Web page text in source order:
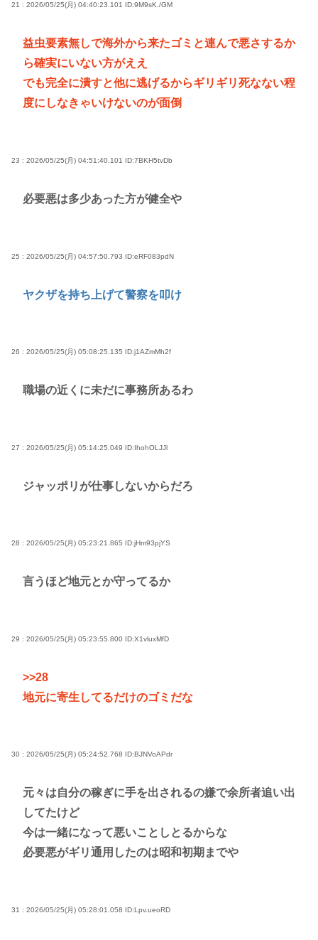
21 : 2026/05/25(月) 04:40:23.101 ID:9M9sK./GM
益虫要素無しで海外から来たゴミと連んで悪さするか
ら確実にいない方がええ
でも完全に潰すと他に逃げるからギリギリ死なない程
度にしなきゃいけないのが面倒
23 : 2026/05/25(月) 04:51:40.101 ID:7BKH5tvDb
必要悪は多少あった方が健全や
25 : 2026/05/25(月) 04:57:50.793 ID:eRF083pdN
ヤクザを持ち上げて警察を叩け
26 : 2026/05/25(月) 05:08:25.135 ID:j1AZmMh2f
職場の近くに未だに事務所あるわ
27 : 2026/05/25(月) 05:14:25.049 ID:IhohOLJJl
ジャッポリが仕事しないからだろ
28 : 2026/05/25(月) 05:23:21.865 ID:jHm93pjYS
言うほど地元とか守ってるか
29 : 2026/05/25(月) 05:23:55.800 ID:X1vluxMfD
>>28
地元に寄生してるだけのゴミだな
30 : 2026/05/25(月) 05:24:52.768 ID:BJNVoAPdr
元々は自分の稼ぎに手を出されるの嫌で余所者追い出
してたけど
今は一緒になって悪いことしとるからな
必要悪がギリ通用したのは昭和初期までや
31 : 2026/05/25(月) 05:28:01.058 ID:Lpv.ueoRD